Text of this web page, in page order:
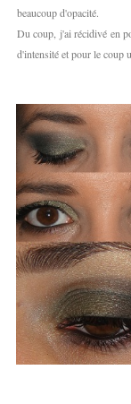
beaucoup d'opacité.
Du coup, j'ai récidivé en
d'intensité et pour le coup